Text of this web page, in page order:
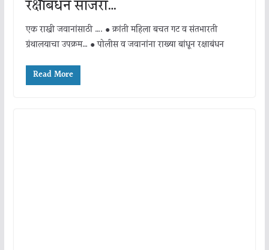
रक्षाबंधन साजरा…
एक राखी जवानांसाठी …. ● क्रांती महिला बचत गट व संतभारती
ग्रंथालयाचा उपक्रम… ● पोलीस व जवानांना राख्या बांधून रक्षाबंधन
Read More